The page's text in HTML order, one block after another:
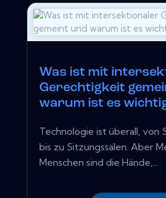
Was ist mit
Gerechtigkeit
warum ist es
Technologie ist überall, von
bis zu Sitzungssälen. Aber
Menschen sind die Hände,...